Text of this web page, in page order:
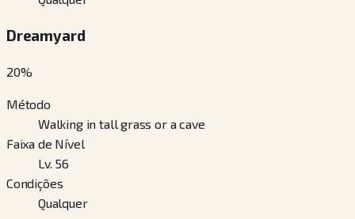
Dreamyard
20%
Método
Walking in tall grass or a cave
Faixa de Nível
Lv. 56
Condições
Qualquer